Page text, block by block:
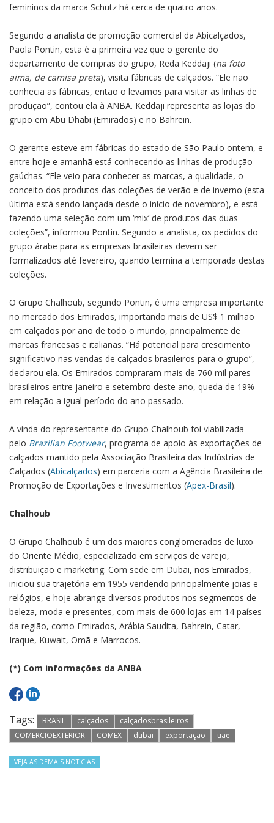
femininos da marca Schutz há cerca de quatro anos.
Segundo a analista de promoção comercial da Abicalçados,
Paola Pontin, esta é a primeira vez que o gerente do
departamento de compras do grupo, Reda Keddaji (na foto
aima, de camisa preta), visita fábricas de calçados. “Ele não
conhecia as fábricas, então o levamos para visitar as linhas de
produção”, contou ela à ANBA. Keddaji representa as lojas do
grupo em Abu Dhabi (Emirados) e no Bahrein.
O gerente esteve em fábricas do estado de São Paulo ontem, e
entre hoje e amanhã está conhecendo as linhas de produção
gaúchas. “Ele veio para conhecer as marcas, a qualidade, o
conceito dos produtos das coleções de verão e de inverno (esta
última está sendo lançada desde o início de novembro), e está
fazendo uma seleção com um ‘mix’ de produtos das duas
coleções”, informou Pontin. Segundo a analista, os pedidos do
grupo árabe para as empresas brasileiras devem ser
formalizados até fevereiro, quando termina a temporada destas
coleções.
O Grupo Chalhoub, segundo Pontin, é uma empresa importante
no mercado dos Emirados, importando mais de US$ 1 milhão
em calçados por ano de todo o mundo, principalmente de
marcas francesas e italianas. “Há potencial para crescimento
significativo nas vendas de calçados brasileiros para o grupo”,
declarou ela. Os Emirados compraram mais de 760 mil pares
brasileiros entre janeiro e setembro deste ano, queda de 19%
em relação a igual período do ano passado.
A vinda do representante do Grupo Chalhoub foi viabilizada
pelo Brazilian Footwear, programa de apoio às exportações de
calçados mantido pela Associação Brasileira das Indústrias de
Calçados (Abicalçados) em parceria com a Agência Brasileira de
Promoção de Exportações e Investimentos (Apex-Brasil).
Chalhoub
O Grupo Chalhoub é um dos maiores conglomerados de luxo
do Oriente Médio, especializado em serviços de varejo,
distribuição e marketing. Com sede em Dubai, nos Emirados,
iniciou sua trajetória em 1955 vendendo principalmente joias e
relógios, e hoje abrange diversos produtos nos segmentos de
beleza, moda e presentes, com mais de 600 lojas em 14 países
da região, como Emirados, Arábia Saudita, Bahrein, Catar,
Iraque, Kuwait, Omã e Marrocos.
(*) Com informações da ANBA
Tags: BRASIL calçados
calçadosbrasileiros
COMERCIOEXTERIOR
COMEX dubai exportação uae
VEJA AS DEMAIS NOTICIAS